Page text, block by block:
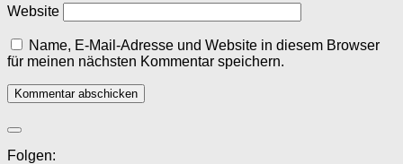
Website
Name, E-Mail-Adresse und Website in diesem Browser
für meinen nächsten Kommentar speichern.
Folgen: